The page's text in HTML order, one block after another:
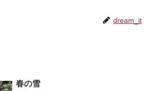
dream_it
春の雪